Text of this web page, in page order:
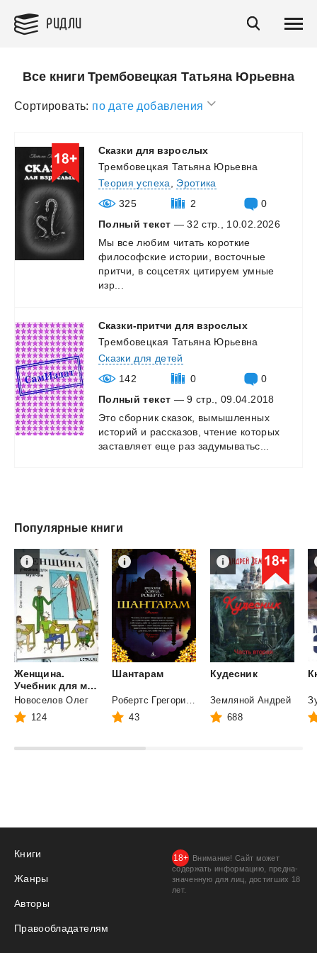
РИДЛИ
Все книги Трембовецкая Татьяна Юрьевна
Сортировать: по дате добавления
Сказки для взрослых
Трембовецкая Татьяна Юрьевна
Теория успеха
Эротика
325
2
0
Полный текст — 32 стр., 10.02.2026
Мы все любим читать короткие
философские истории, восточные
притчи, в соцсетях цитируем умные
изр...
Сказки-притчи для взрослых
Трембовецкая Татьяна Юрьевна
Сказки для детей
142
0
0
Полный текст — 9 стр., 09.04.2018
Это сборник сказок,
вымышленных
историй и рассказов, чтение которых
заставляет еще раз задумыватьс...
Популярные книги
Женщина.
Учебник для мужчин
Новоселов Олег
124
Шантарам
43
Кудесник
Земляной Андрей
688
Книги
Жанры
Авторы
Правообладателям
Внимание! Сайт может
содержать информацию, предна­
значенную для лиц, дости­гших 18
лет.